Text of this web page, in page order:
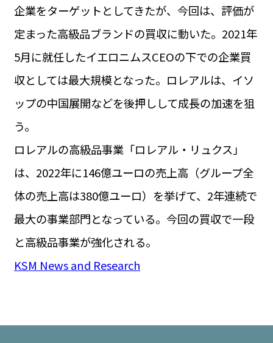
企業をターゲットとしてきたが、今回は、評価が
定まった高級品ブランドの買収に動いた。2021年
5月に就任したイエロニムスCEOの下での企業買
収としては最大規模となった。ロレアルは、イソ
ップの中国展開などを後押しして成長の加速を狙
う。
ロレアルの高級品事業「ロレアル・リュクス」
は、2022年に146億ユーロの売上高（グループ全
体の売上高は380億ユーロ）を挙げて、2年連続で
最大の事業部門となっている。今回の買収で一段
と高級品事業が強化される。
KSM News and Research